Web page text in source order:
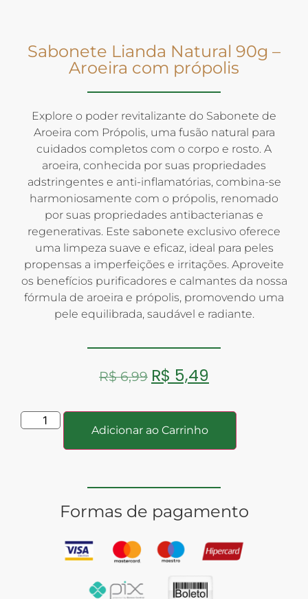
Sabonete Lianda Natural 90g –
Aroeira com própolis
Explore o poder revitalizante do Sabonete de
Aroeira com Própolis, uma fusão natural para
cuidados completos com o corpo e rosto. A
aroeira, conhecida por suas propriedades
adstringentes e anti-inflamatórias, combina-se
harmoniosamente com o própolis, renomado
por suas propriedades antibacterianas e
regenerativas. Este sabonete exclusivo oferece
uma limpeza suave e eficaz, ideal para peles
propensas a imperfeições e irritações. Aproveite
os benefícios purificadores e calmantes da nossa
fórmula de aroeira e própolis, promovendo uma
pele equilibrada, saudável e radiante.
R$6,99 R$ 5,49
Adicionar ao Carrinho
Formas de pagamento